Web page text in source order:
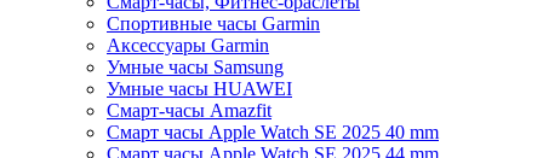
Спортивные часы Garmin
Аксессуары Garmin
Умные часы Samsung
Умные часы HUAWEI
Смарт-часы Amazfit
Смарт часы Apple Watch SE 2025 40 mm
Смарт часы Apple Watch SE 2025 44 mm